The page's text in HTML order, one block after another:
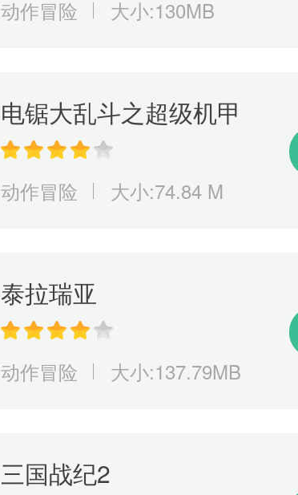
动作冒险 大小:130MB
电锯大乱斗之超级机甲
动作冒险 大小:74.84 M
泰拉瑞亚
动作冒险 大小:137.79MB
三国战纪2